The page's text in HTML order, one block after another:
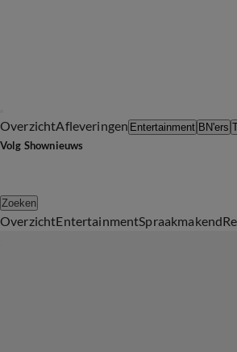
OverzichtAfleveringen Entertainment BN'ers
Volg Shownieuws
Zoeken
OverzichtEntertainmentSpraakmakend